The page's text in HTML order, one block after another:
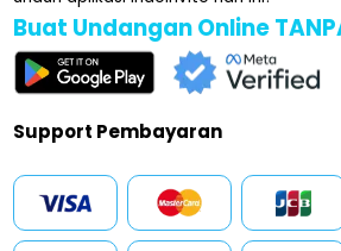
Buat Undangan Online
Support Pembayaran